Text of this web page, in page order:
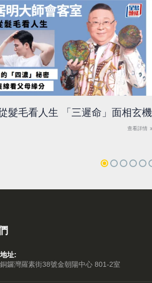
髮毛看人生 「三遲命」面相玄機
查看詳情
地址:
銅鑼灣羅素街38號金朝陽中心 801-2室